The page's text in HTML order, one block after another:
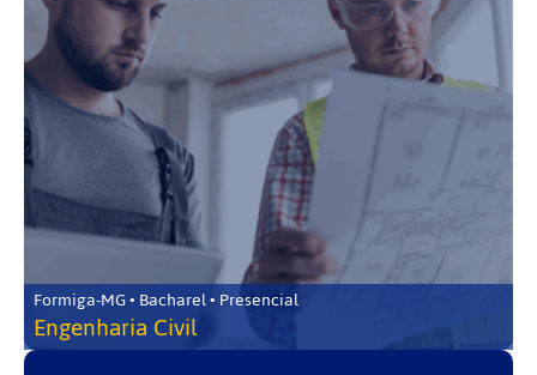
Formiga-MG • Bacharel • Presencial
Engenharia Civil